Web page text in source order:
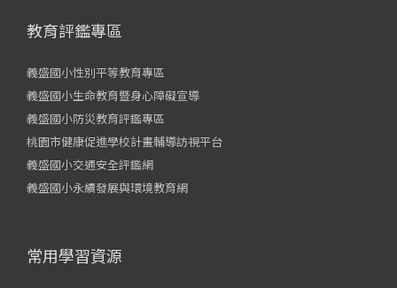
教育評鑑專區
義盛國小性別平等教育專區
義盛國小生命教育暨身心障礙宣導
義盛國小防災教育評鑑專區
桃園市健康促進學校計畫輔導訪視平台
義盛國小交通安全評鑑網
義盛國小永續發展與環境教育網
常用學習資源